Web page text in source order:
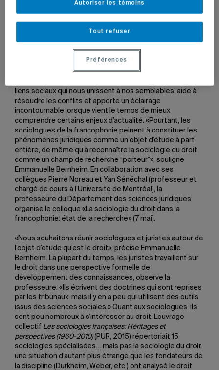
Plusieurs scientifiques de l’UQAM organisent des colloques
dans le cadre du congrès qui a lieu à l’Université du Québec à
Photo: Getty Images
liens sociaux qui nous unissent à nos semblables, aide à
résoudre les conflits et apporte un éclairage
incontournable lorsque vient le temps de mieux
comprendre certains enjeux d’actualité. «Pourtant, les
sociologues de la francophonie peinent à constituer les
phénomènes juridiques comme un objet d’étude à part
entière, de même qu’à reconnaître la sociologie du droit
comme un champ de recherche “porteur”», souligne
Emmanuelle Bernheim. En collaboration avec ses
collègues Pierre Noreau et Yan Sénéchal (professeur et
chargé de cours à l’Université de Montréal), la
professeure du Département des sciences juridiques
organise le colloque «La sociologie du droit dans la
francophonie: état de la recherche» (7 mai).
«Nous souhaitons réunir sociologues et juristes autour de
l’objet d’étude qu’est le droit», précise Emmanuelle
Bernheim. La plupart du temps, les juristes travaillent sur
le droit dans une perspective formelle de
développement des connaissances, observe la
professeure. «Ils écrivent des doctrines qui sont reprises
par les tribunaux, mais il y en a peu qui utilisent des outils
issus des sciences sociales.» Quant aux sociologues, ils
sont peu nombreux à s’intéresser au droit. L’ouvrage
collectif Les sociologies françaises: Héritages et
perspectives (1960-2010)(PUR, 2015) répertoriait 15
sociologies spécialisées… mais pas la sociologie du droit,
une situation d’autant plus étrange que les fondateurs de
la discipline (Durkheim, Weber, etc.) ont analysé le droit
Tout refuser
Autoriser les témoins
Préférences